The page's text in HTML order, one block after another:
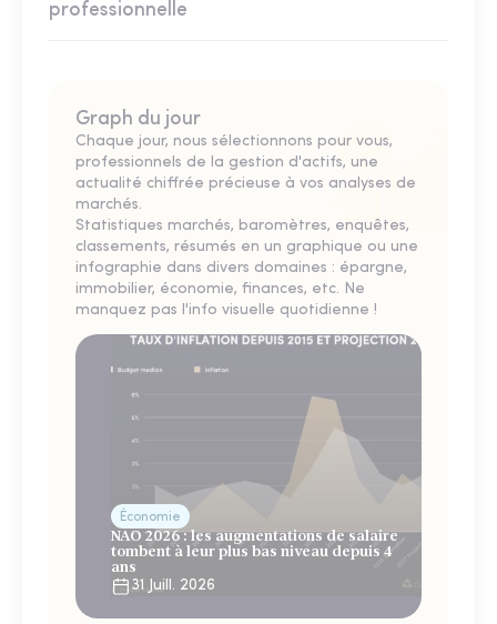
professionnelle
Graph du jour
Chaque jour, nous sélectionnons pour vous,
professionnels de la gestion d'actifs, une
actualité chiffrée précieuse à vos analyses de
marchés.
Statistiques marchés, baromètres, enquêtes,
classements, résumés en un graphique ou une
infographie dans divers domaines : épargne,
immobilier, économie, finances, etc. Ne
manquez pas l'info visuelle quotidienne !
Économie
NAO 2026 : les augmentations de salaire
tombent à leur plus bas niveau depuis 4
ans
31 Juill. 2026